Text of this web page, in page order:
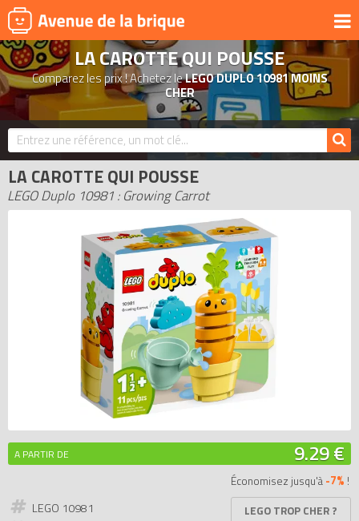
UNIVERS
PRODUITS DÉRIVÉS
NOUVEAUTÉS
LEGO 2026
BONS PLANS
ACTUALITÉS
ASSOCIATIONS DE FANS
EXPOSITIONS LEGO
LEGO LES PLUS CHERS
DERNIERS LEGO AJOUTÉS
LA CAROTTE QUI POUSSE
Comparez les prix ! Achetez leLEGO DUPLO 10981 MOINS
CHER
LA CAROTTE QUI POUSSE
LEGO Duplo 10981 : Growing Carrot
A PARTIR DE 9.29 €
Économisez jusqu'à -7% !
LEGO 10981
LEGO TROP CHER ?